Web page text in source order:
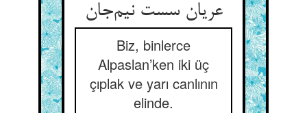
عریان سست نیم‌جان
Biz, binlerce
Alpaslan’ken iki üç
çıplak ve yarı canlının
elinde.